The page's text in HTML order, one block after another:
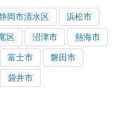
岡市清水区 浜松市
区 沼津市 熱海市
富士市 磐田市
袋井市